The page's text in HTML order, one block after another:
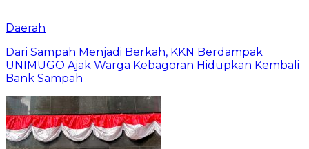
Daerah
Dari Sampah Menjadi Berkah, KKN Berdampak
UNIMUGO Ajak Warga Kebagoran Hidupkan Kembali
Bank Sampah